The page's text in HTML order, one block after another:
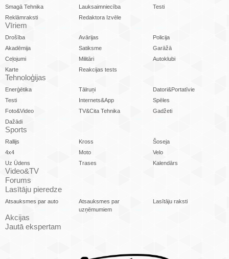
Smagā Tehnika
Lauksaimniecība
Testi
Reklāmraksti
Redaktora Izvēle
Vīriem
Drošība Avārijas
Policija
Akadēmija
Satiksme
Garāžā
Ceļojumi
Militāri
Autoklubi
Karte
Reakcijas tests
Tehnoloģijas
Enerģētika Tālruņi
Datori&Portatīvie
Testi
Internets&App
Spēles
Foto&Video
TV&Cita Tehnika
Gadžeti
Dažādi
Sports
Rallijs Kross
Šoseja
4x4
Moto
Velo
Uz Ūdens
Trases Kalendārs
Video&TV
Forums
Lasītāju pieredze
Atsauksmes par auto
Atsauksmes par
uzņēmumiem
Lasītāju raksti
Akcijas
Jautā ekspertam